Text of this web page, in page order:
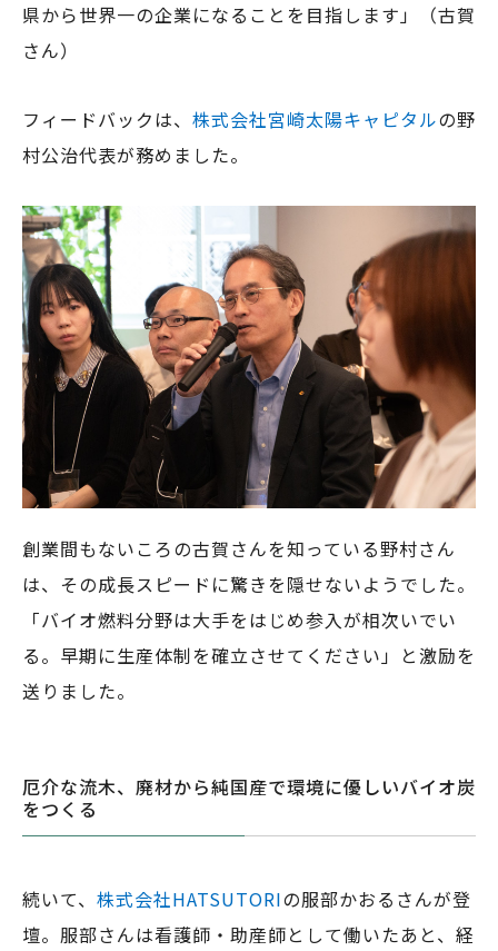
県から世界一の企業になることを目指します」（古賀
さん）
フィードバックは、 株式会社宮崎太陽キャピタルの野
村公治代表が務めました。
創業間もないころの古賀さんを知っている野村さん
は、その成長スピードに驚きを隠せないようでした。
「バイオ燃料分野は大手をはじめ参入が相次いでい
る。早期に生産体制を確立させてください」と激励を
送りました。
厄介な流木、廃材から純国産で環境に優しいバイオ炭
をつくる
続いて、 株式会社HATSUTORIの服部かおるさんが登
壇。服部さんは看護師・助産師として働いたあと、経